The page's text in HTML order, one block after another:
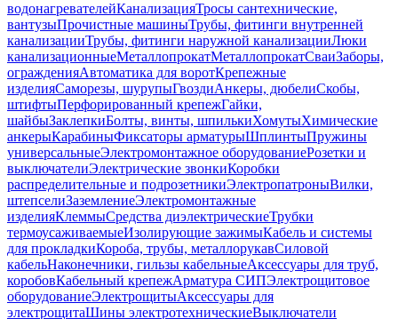
водонагревателейКанализацияТросы сантехнические,
вантузыПрочистные машиныТрубы, фитинги внутренней
канализацииТрубы, фитинги наружной канализацииЛюки
канализационныеМеталлопрокатМеталлопрокатСваиЗаборы,
огражденияАвтоматика для воротКрепежные
изделияСаморезы, шурупыГвоздиАнкеры, дюбелиСкобы,
штифтыПерфорированный крепежГайки,
шайбыЗаклепкиБолты, винты, шпилькиХомутыХимические
анкерыКарабиныФиксаторы арматурыШплинтыПружины
универсальныеЭлектромонтажное оборудованиеРозетки и
выключателиЭлектрические звонкиКоробки
распределительные и подрозетникиЭлектропатроныВилки,
штепселиЗаземлениеЭлектромонтажные
изделияКлеммыСредства диэлектрическиеТрубки
термоусаживаемыеИзолирующие зажимыКабель и системы
для прокладкиКороба, трубы, металлорукавСиловой
кабельНаконечники, гильзы кабельныеАксессуары для труб,
коробовКабельный крепежАрматура СИПЭлектрощитовое
оборудованиеЭлектрощитыАксессуары для
электрощитаШины электротехническиеВыключатели